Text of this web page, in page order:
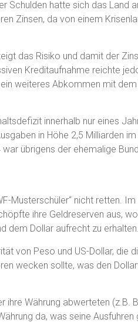
Schulden hatte sich das Land
Zinsen, da von einem
das Risiko und damit der
Kreditaufnahme reichte
weiteres Abkommen mit
innerhalb nur eines
in Höhe 2,5 Milliarden
übrigens der ehemalige
Musterschüler“ nicht retten.
ihre Geldreserven aus,
dem Dollar aufrecht zu erhalten.
von Peso und US-Dollar, die
wecken sollte, was den
Währung abwerteten (z.B.
da, was seine